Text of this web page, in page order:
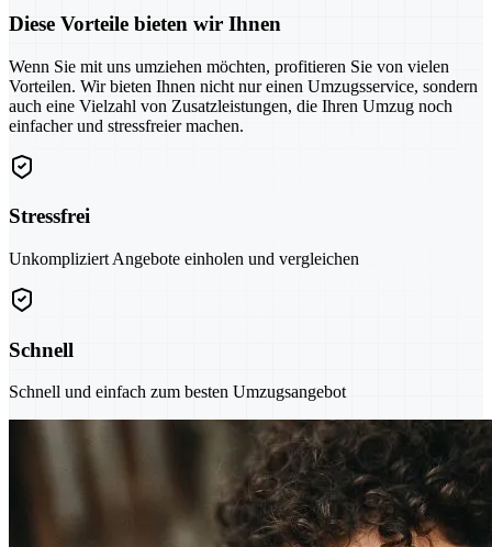
Diese Vorteile bieten wir Ihnen
Wenn Sie mit uns umziehen möchten, profitieren Sie von vielen
Vorteilen. Wir bieten Ihnen nicht nur einen Umzugsservice, sondern
auch eine Vielzahl von Zusatzleistungen, die Ihren Umzug noch
einfacher und stressfreier machen.
Stressfrei
Unkompliziert Angebote einholen und vergleichen
Schnell
Schnell und einfach zum besten Umzugsangebot